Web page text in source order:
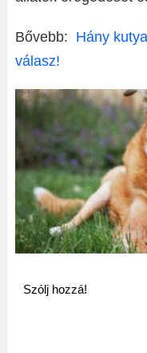
Bővebb: Hány
válasz!
Szólj hozzá!